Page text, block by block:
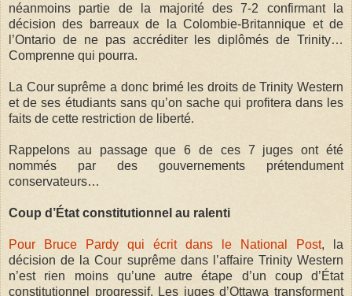
néanmoins partie de la majorité des 7-2 confirmant la
décision des barreaux de la Colombie-Britannique et de
l’Ontario de ne pas accréditer les diplômés de Trinity…
Comprenne qui pourra.
La Cour suprême a donc brimé les droits de Trinity Western
et de ses étudiants sans qu’on sache qui profitera dans les
faits de cette restriction de liberté.
Rappelons au passage que 6 de ces 7 juges ont été
nommés par des gouvernements prétendument
conservateurs…
Coup d’État constitutionnel au ralenti
Pour Bruce Pardy qui écrit dans le National Post, la
décision de la Cour suprême dans l’affaire Trinity Western
n’est rien moins qu’une autre étape d’un coup d’État
constitutionnel progressif. Les juges d’Ottawa transforment